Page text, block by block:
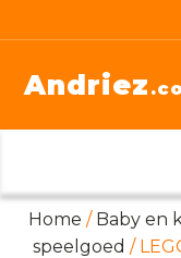
Andriez
Home / Baby en
speelgoed /